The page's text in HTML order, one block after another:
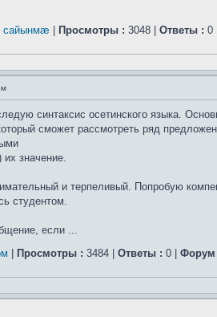
сайынмæ Просмотры : 3048 | Ответы : 0 |
синтаксис осетинского языка.
сможет рассмотреть ряд
их значение.
и терпеливый. Попробую
студентом.
если ...
Просмотры : 3484 | Ответы : 0 | Форум